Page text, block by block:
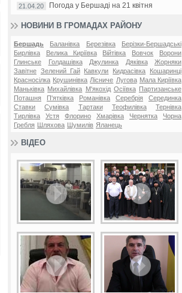
21.04.20 Погода у Бершаді на 21 квітня
НОВИНИ В ГРОМАДАХ РАЙОНУ
Бершадь Баланівка Березівка
Берізки-Бершадські
Бирлівка
Велика Киріївка Війтівка Вовчок
Ворони
Глинське
Голдашівка Джулинка Дяківка
Жорняки
Завітне Зелений Гай Кавкули Кидрасівка
Кошаринці
Красносілка Крушинівка Лісниче Лугова Мала Киріївка
Маньківка Михайлівка М'якохід Осіївка
Партизанське
Поташня
П'ятківка Романівка Серебрія
Серединка
Ставки
Сумівка Тартаки Теофилівка
Тернівка
Тирлівка
Устя Флорино Хмарівка Чернятка
Чорна
Гребля
Шляхова Шумилів Яланець
ВІДЕО